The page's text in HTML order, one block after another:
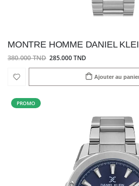
MONTRE HOMME DANIEL
380.000 TND 285.000 TND
Ajouter au
PROMO